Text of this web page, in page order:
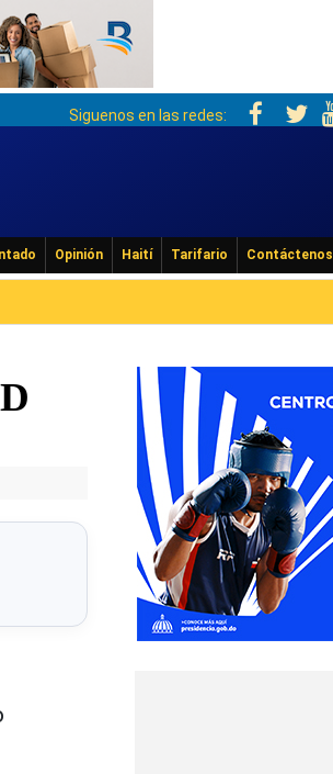
Siguenos en las redes:
Opinión Haití Tarifario Contáctenos